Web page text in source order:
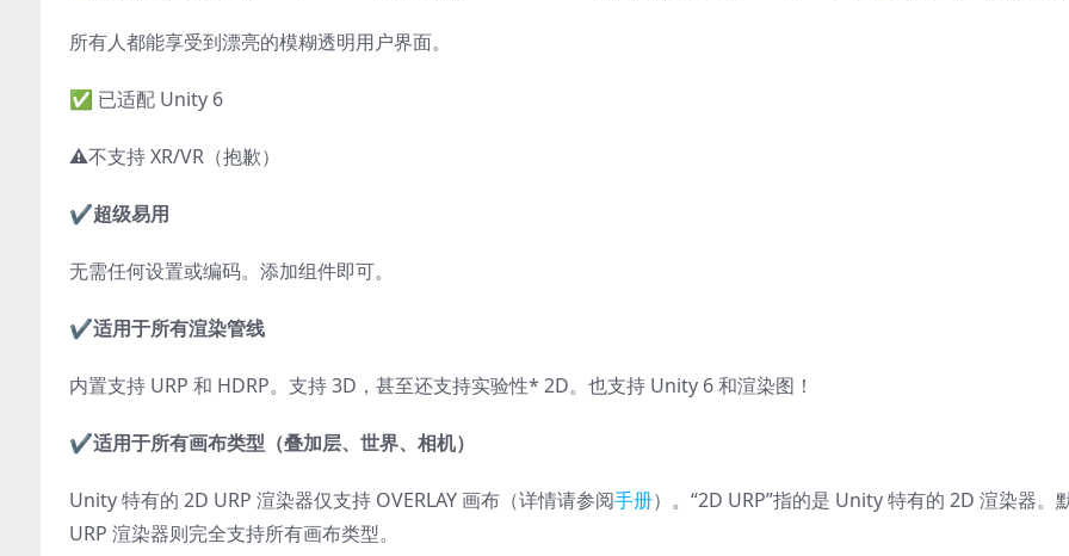
所有人都能享受到漂亮的模糊透明用户界面。
✅ 已适配 Unity 6
⚠️不支持 XR/VR（抱歉）
✔️超级易用
无需任何设置或编码。添加组件即可。
✔️适用于所有渲染管线
内置支持 URP 和 HDRP。支持 3D，甚至还支持实验性* 2D。也支持 Unity 6 和渲染图！
✔️适用于所有画布类型（叠加层、世界、相机）
Unity 特有的 2D URP 渲染器仅支持 OVERLAY 画布（详情请参阅手册）。“2D URP”指的是 Unity 特有的 2D 渲染器。
URP 渲染器则完全支持所有画布类型。